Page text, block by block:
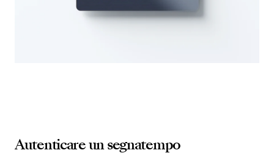
Autenticare un segnatempo